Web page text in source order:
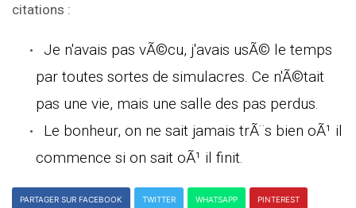
citations :
Je n'avais pas vÃ©cu, j'avais usÃ© le temps
par toutes sortes de simulacres. Ce n'Ã©tait
pas une vie, mais une salle des pas perdus.
Le bonheur, on ne sait jamais trÃ¨s bien oÃ¹ il
commence si on sait oÃ¹ il finit.
PARTAGER SUR FACEBOOK TWITTER WHATSAPP PINTEREST